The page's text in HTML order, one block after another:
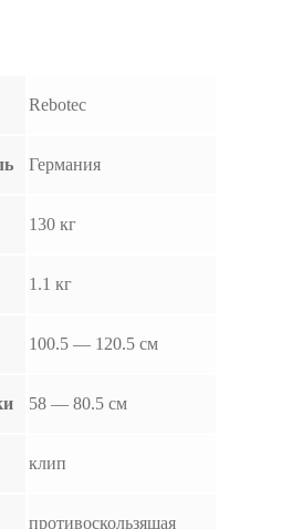
Rebotec
Германия
130 кг
1.1 кг
100.5 — 120.5 см
58 — 80.5 см
клип
противоскользящая